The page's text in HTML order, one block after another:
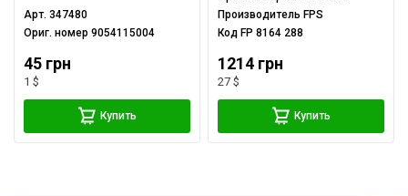
Арт.347480
Ориг. номер9054115004
45 грн
1 $
Купить
ПроизводительFPS
КодFP 8164 288
1214 грн
27 $
Купить